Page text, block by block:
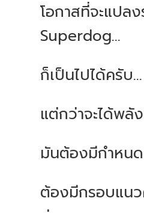
โอกาสที่จะแปล
Superdog…
ก็เป็นไปได้ครับ...
แต่กว่าจะได้พลั
มันต้องมีกำหน
ต้องมีกรอบแน